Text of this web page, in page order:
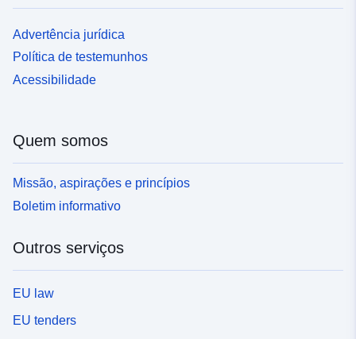
Advertência jurídica
Política de testemunhos
Acessibilidade
Quem somos
Missão, aspirações e princípios
Boletim informativo
Outros serviços
EU law
EU tenders